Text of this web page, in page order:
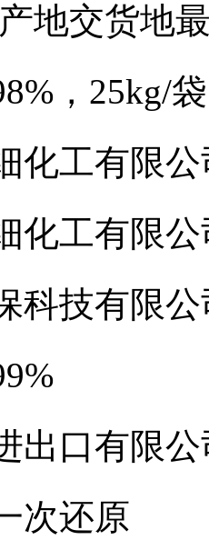
地交货地
，25kg/袋
化工有限公
化工有限公
科技有限公
出口有限公
次还原